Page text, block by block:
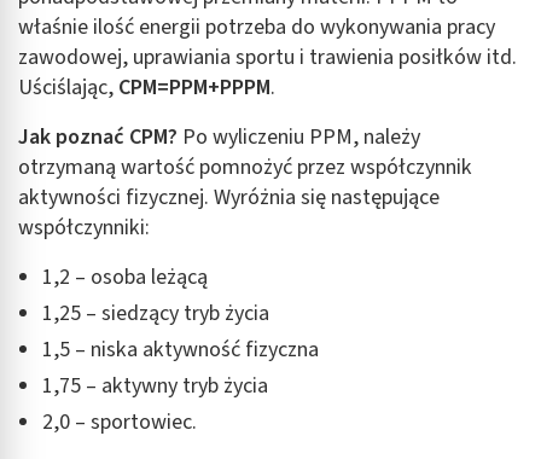
właśnie ilość energii potrzeba do wykonywania pracy
zawodowej, uprawiania sportu i trawienia posiłków itd.
Uściślając, CPM=PPM+PPPM.
Jak poznać CPM? Po wyliczeniu PPM, należy
otrzymaną wartość pomnożyć przez współczynnik
aktywności fizycznej. Wyróżnia się następujące
współczynniki:
1,2 – osoba leżącą
1,25 – siedzący tryb życia
1,5 – niska aktywność fizyczna
1,75 – aktywny tryb życia
2,0 – sportowiec.